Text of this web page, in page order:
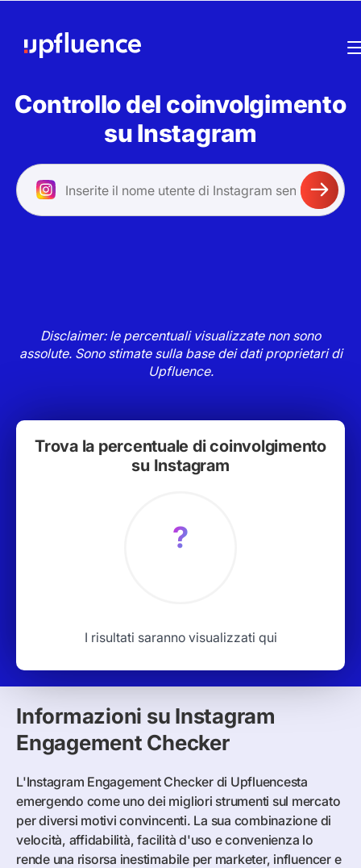
Controllo del coinvolgimento
su Instagram
Disclaimer: le percentuali visualizzate non sono
assolute. Sono stimate sulla base dei dati proprietari di
Upfluence.
Trova la percentuale di coinvolgimento
su Instagram
?
I risultati saranno visualizzati qui
Informazioni su Instagram
Engagement Checker
L'Instagram Engagement Checker di Upfluencesta
emergendo come uno dei migliori strumenti sul mercato
per diversi motivi convincenti. La sua combinazione di
velocità, affidabilità, facilità d'uso e convenienza lo
rende una risorsa inestimabile per marketer, influencer e